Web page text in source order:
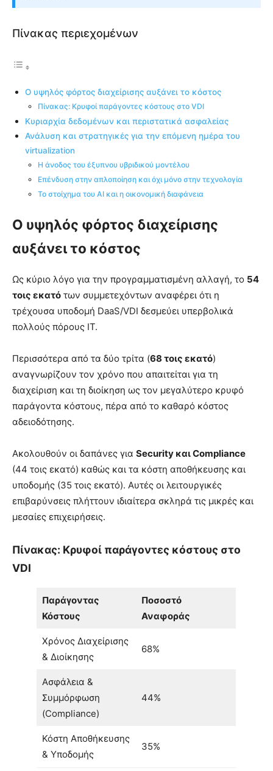
Πίνακας περιεχομένων
Ο υψηλός φόρτος διαχείρισης αυξάνει το κόστος
Πίνακας: Κρυφοί παράγοντες κόστους στο VDI
Κυριαρχία δεδομένων και περιστατικά ασφαλείας
Ανάλυση και στρατηγικές για την επόμενη ημέρα του
virtualization
Η άνοδος του έξυπνου υβριδικού μοντέλου
Επένδυση στην απλοποίηση και όχι μόνο στην τεχνολογία
Το στοίχημα του AI και η οικονομική διαφάνεια
Ο υψηλός φόρτος διαχείρισης
αυξάνει το κόστος
Ως κύριο λόγο για την προγραμματισμένη αλλαγή, το 54
τοις εκατό των συμμετεχόντων αναφέρει ότι η
τρέχουσα υποδομή DaaS/VDI δεσμεύει υπερβολικά
πολλούς πόρους IT.
Περισσότερα από τα δύο τρίτα (68 τοις εκατό)
αναγνωρίζουν τον χρόνο που απαιτείται για τη
διαχείριση και τη διοίκηση ως τον μεγαλύτερο κρυφό
παράγοντα κόστους, πέρα από το καθαρό κόστος
αδειοδότησης.
Ακολουθούν οι δαπάνες για Security και Compliance
(44 τοις εκατό) καθώς και τα κόστη αποθήκευσης και
υποδομής (35 τοις εκατό). Αυτές οι λειτουργικές
επιβαρύνσεις πλήττουν ιδιαίτερα σκληρά τις μικρές και
μεσαίες επιχειρήσεις.
Πίνακας: Κρυφοί παράγοντες κόστους στο
VDI
Παράγοντας
Κόστους
Ποσοστό
Αναφοράς
Χρόνος Διαχείρισης
& Διοίκησης
68%
Ασφάλεια &
Συμμόρφωση
(Compliance)
44%
Κόστη Αποθήκευσης
& Υποδομής
35%